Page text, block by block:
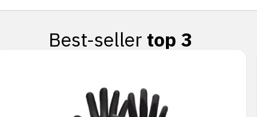
Best-seller top 3